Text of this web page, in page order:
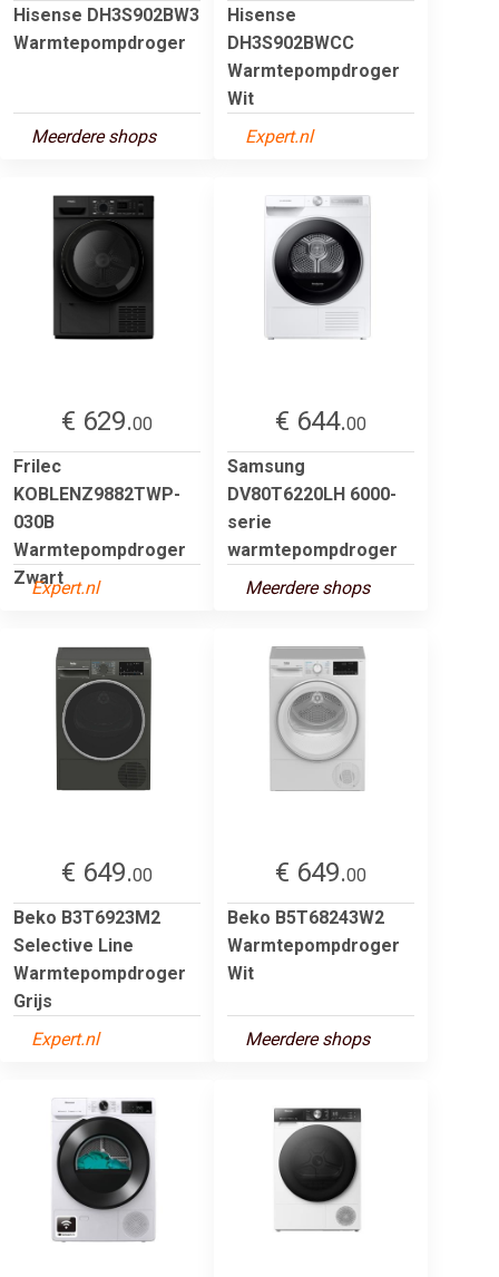
Hisense DH3S902BW3
Warmtepompdroger
Meerdere shops
Hisense
DH3S902BWCC
Warmtepompdroger
Wit
Expert.nl
€ 629.00
Frilec
KOBLENZ9882TWP-
030B
Warmtepompdroger
Zwart
Expert.nl
€ 644.00
Samsung
DV80T6220LH 6000-
serie
warmtepompdroger
Meerdere shops
€ 649.00
Beko B3T6923M2
Selective Line
Warmtepompdroger
Grijs
Expert.nl
€ 649.00
Beko B5T68243W2
Warmtepompdroger
Wit
Meerdere shops